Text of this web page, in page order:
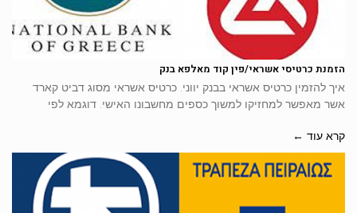
הזמנת כרטיסי אשראי/פין קוד מאלפא בנק
איך להזמין כרטיס אשראי בבנק יווני. כרטיס אשראי מסוג דביט קארד
אשר מאפשר למחזיקו למשוך כספים מחשבונו האישי. דוגמא לפי
קרא עוד ←